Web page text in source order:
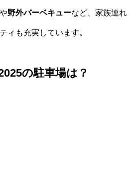
や野外バーベキューなど、家族連れ
ィも充実しています。
の駐車場は？